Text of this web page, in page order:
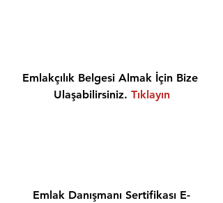
Emlakçılık Belgesi Almak İçin Bize
Ulaşabilirsiniz. Tıklayın
Emlak Danışmanı Sertifikası E-